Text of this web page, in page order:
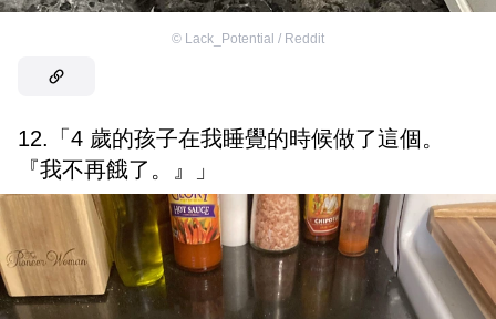
© Lack_Potential / Reddit
12.「4 歲的孩子在我睡覺的時候做了這個。
『我不再餓了。』」